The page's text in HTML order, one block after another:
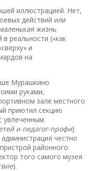
иллюстрацией. Нет,
действий или
жизнь
реальности («как
и
на
Мурашкино
руками,
зале местного
приютил секцию
увлеченным
и педагог-профи)
честно
районного
того самого музея
).